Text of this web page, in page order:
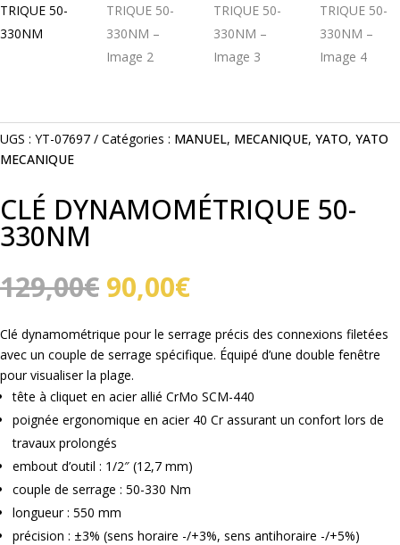
UGS : YT-07697 Catégories : MANUEL, MECANIQUE, YATO, YATO
MECANIQUE
CLÉ DYNAMOMÉTRIQUE 50-
330NM
129,00€ Le
prix
initial
était :
129,00€.
90,00€Le
actuel
est :
90,00€.
Clé dynamométrique pour le serrage précis des connexions filetées
avec un couple de serrage spécifique. Équipé d’une double fenêtre
pour visualiser la plage.
tête à cliquet en acier allié CrMo SCM-440
poignée ergonomique en acier 40 Cr assurant un confort lors de
travaux prolongés
embout d’outil : 1/2″ (12,7 mm)
couple de serrage : 50-330 Nm
longueur : 550 mm
précision : ±3% (sens horaire -/+3%, sens antihoraire -/+5%)